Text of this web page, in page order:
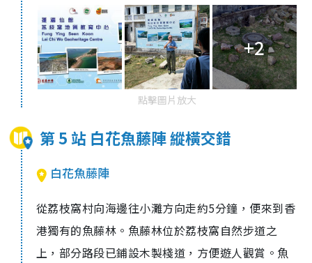
+2
點擊圖片放大
第 5 站 白花魚藤陣 縱橫交錯
白花魚藤陣
從荔枝窩村向海邊往小灘方向走約5分鐘，便來到香
港獨有的魚藤林。魚藤林位於荔枝窩自然步道之
上，部分路段已鋪設木製棧道，方便遊人觀賞。魚